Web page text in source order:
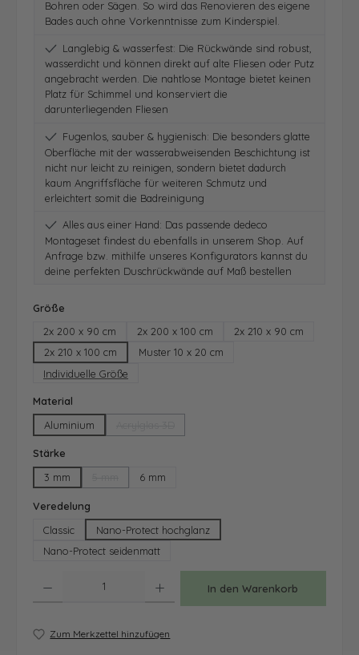
Bohren oder Sägen. So wird das Renovieren des eigene
Bades auch ohne Vorkenntnisse zum Kinderspiel.
Langlebig & wasserfest: Die Rückwände sind robust,
wasserdicht und können direkt auf alte Fliesen oder Putz
angebracht werden. Die nahtlose Montage bietet keinen
Platz für Schimmel und konserviert die
darunterliegenden Fliesen
Fugenlos, sauber & hygienisch: Die besonders glatte
Oberfläche mit der wasserabweisenden Beschichtung ist
nicht nur leicht zu reinigen, sondern bietet dadurch
kaum Angriffsfläche für weiteren Schmutz und
erleichtert somit die Badreinigung
Alles aus einer Hand: Das passende dedeco
Montageset findest du ebenfalls in unserem Shop. Auf
Anfrage bzw. mithilfe unseres Konfigurators kannst du
deine perfekten Duschrückwände auf Maß bestellen
Größe
2x 200 x 90 cm
2x 200 x 100 cm
2x 210 x 90 cm
2x 210 x 100 cm
Muster 10 x 20 cm
Individuelle Größe
Material
Aluminium
Stärke
3 mm
(Diese Option ist zurzeit nicht verfügbar.)
6 mm
Veredelung
Classic
Nano-Protect hochglanz
Nano-Protect seidenmatt
In den Warenkorb
Zum Merkzettel hinzufügen